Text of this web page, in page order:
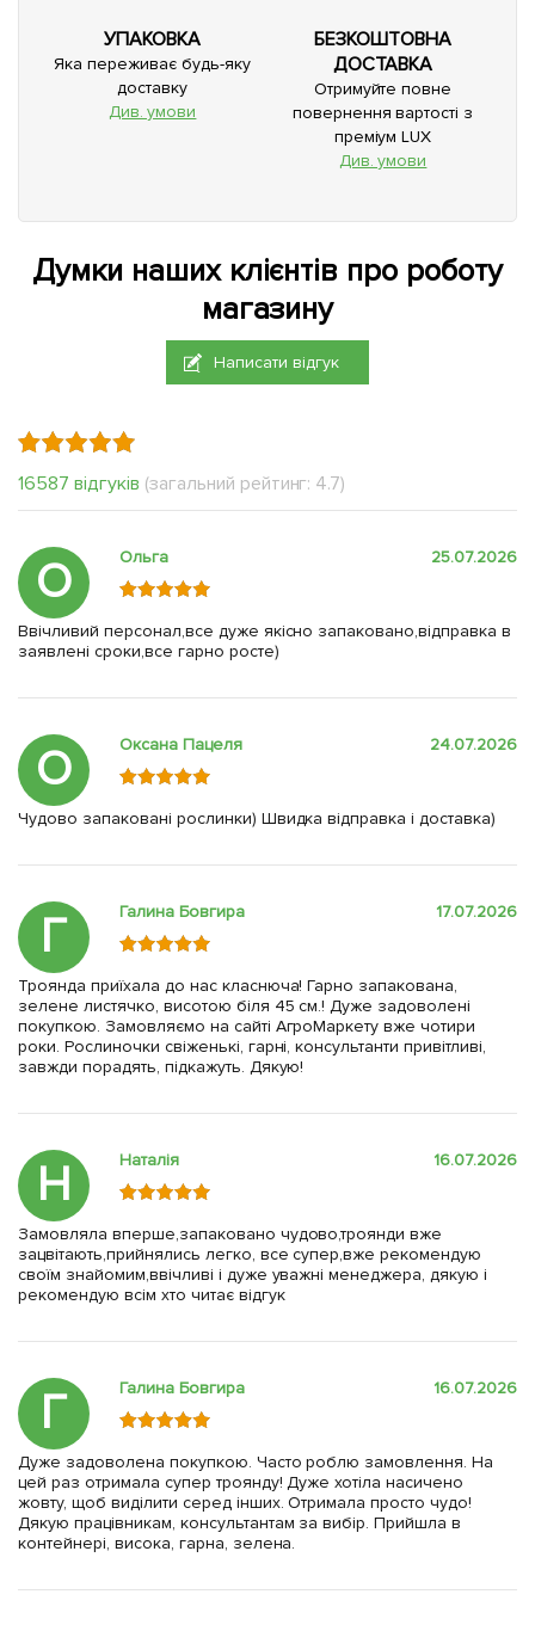
УПАКОВКА
Яка переживає будь-яку
доставку
Див. умови
БЕЗКОШТОВНА
ДОСТАВКА
Отримуйте повне
повернення вартості з
преміум LUX
Див. умови
Думки наших клієнтів про роботу
магазину
Написати відгук
16587 відгуків (загальний рейтинг: 4.7)
О Ольга 25.07.2026
Ввічливий персонал,все дуже якісно запаковано,відправка в
заявлені сроки,все гарно росте)
О Оксана Пацеля 24.07.2026
Чудово запаковані рослинки) Швидка відправка і доставка)
Г Галина Бовгира 17.07.2026
Троянда приїхала до нас класнюча! Гарно запакована,
зелене листячко, висотою біля 45 см.! Дуже задоволені
покупкою. Замовляємо на сайті АгроМаркету вже чотири
роки. Рослиночки свіженькі, гарні, консультанти привітливі,
завжди порадять, підкажуть. Дякую!
Н Наталія 16.07.2026
Замовляла вперше,запаковано чудово,троянди вже
зацвітають,прийнялись легко, все супер,вже рекомендую
своїм знайомим,ввічливі і дуже уважні менеджера, дякую і
рекомендую всім хто читає відгук
Г Галина Бовгира 16.07.2026
Дуже задоволена покупкою. Часто роблю замовлення. На
цей раз отримала супер троянду! Дуже хотіла насичено
жовту, щоб виділити серед інших. Отримала просто чудо!
Дякую працівникам, консультантам за вибір. Прийшла в
контейнері, висока, гарна, зелена.